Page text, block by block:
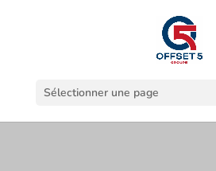
Sélectionner une page